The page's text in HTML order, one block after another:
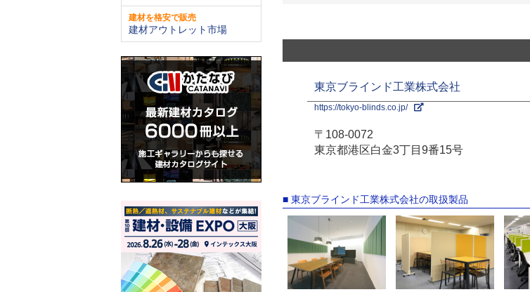
建材を格安で販売
建材アウトレット市場
東京ブラインド工業株式会社
https://tokyo-blinds.co.jp/
〒108-0072
東京都港区白金3丁目9番15号
■ 東京ブラインド工業株式会社の取扱製品